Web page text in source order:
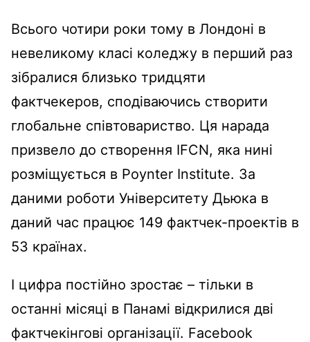
Всього чотири роки тому в Лондоні в
невеликому класі коледжу в перший раз
зібралися близько тридцяти
фактчекеров, сподіваючись створити
глобальне співтовариство. Ця нарада
призвело до створення IFCN, яка нині
розміщується в Poynter Institute. За
даними роботи Університету Дьюка в
даний час працює 149 фактчек-проектів в
53 країнах.
І цифра постійно зростає – тільки в
останні місяці в Панамі відкрилися дві
фактчекінгові організації. Facebook